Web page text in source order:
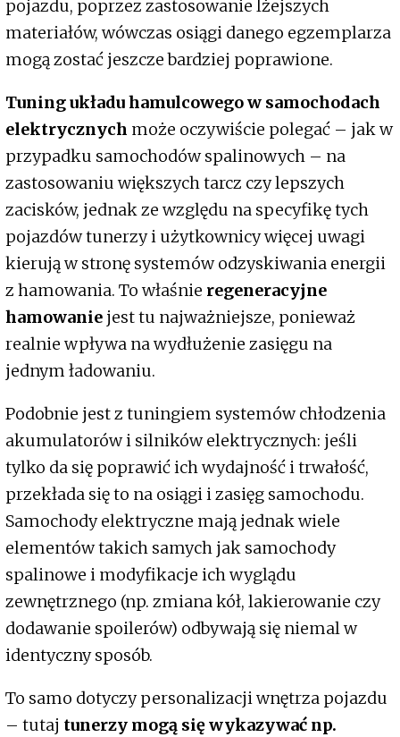
pojazdu, poprzez zastosowanie lżejszych
materiałów, wówczas osiągi danego egzemplarza
mogą zostać jeszcze bardziej poprawione.
Tuning układu hamulcowego w samochodach
elektrycznych może oczywiście polegać – jak w
przypadku samochodów spalinowych – na
zastosowaniu większych tarcz czy lepszych
zacisków, jednak ze względu na specyfikę tych
pojazdów tunerzy i użytkownicy więcej uwagi
kierują w stronę systemów odzyskiwania energii
z hamowania. To właśnie regeneracyjne
hamowanie jest tu najważniejsze, ponieważ
realnie wpływa na wydłużenie zasięgu na
jednym ładowaniu.
Podobnie jest z tuningiem systemów chłodzenia
akumulatorów i silników elektrycznych: jeśli
tylko da się poprawić ich wydajność i trwałość,
przekłada się to na osiągi i zasięg samochodu.
Samochody elektryczne mają jednak wiele
elementów takich samych jak samochody
spalinowe i modyfikacje ich wyglądu
zewnętrznego (np. zmiana kół, lakierowanie czy
dodawanie spoilerów) odbywają się niemal w
identyczny sposób.
To samo dotyczy personalizacji wnętrza pojazdu
– tutaj tunerzy mogą się wykazywać np.